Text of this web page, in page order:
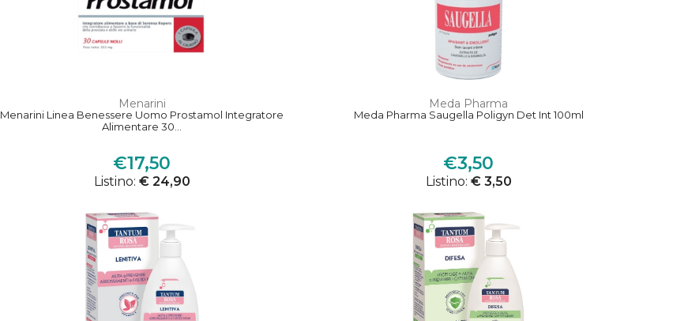
Menarini
Menarini Linea Benessere Uomo Prostamol Integratore
Alimentare 30...
€17,50
Listino: € 24,90
Meda Pharma
Meda Pharma Saugella Poligyn Det Int 100ml
€3,50
Listino: € 3,50